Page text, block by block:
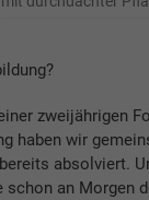
zweijährigen
haben wir
absolviert.
an Morgen